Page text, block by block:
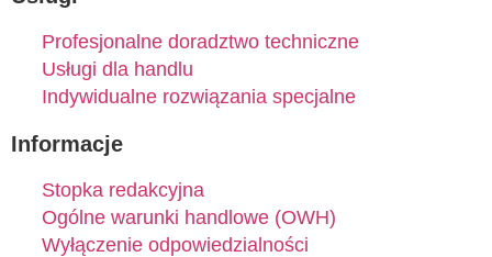
Profesjonalne doradztwo techniczne
Usługi dla handlu
Indywidualne rozwiązania specjalne
Informacje
Stopka redakcyjna
Ogólne warunki handlowe (OWH)
Wyłączenie odpowiedzialności